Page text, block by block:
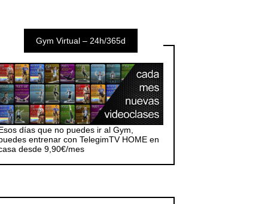
Gym Virtual – 24h/365d
días que no puedes ir al Gym,
entrenar con TelegimTV HOME en
desde 9,90€/mes